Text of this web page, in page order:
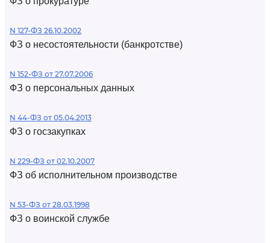
N 127-ФЗ 26.10.2002
ФЗ о несостоятельности (банкротстве)
N 152-ФЗ от 27.07.2006
ФЗ о персональных данных
N 44-ФЗ от 05.04.2013
ФЗ о госзакупках
N 229-ФЗ от 02.10.2007
ФЗ об исполнительном производстве
N 53-ФЗ от 28.03.1998
ФЗ о воинской службе